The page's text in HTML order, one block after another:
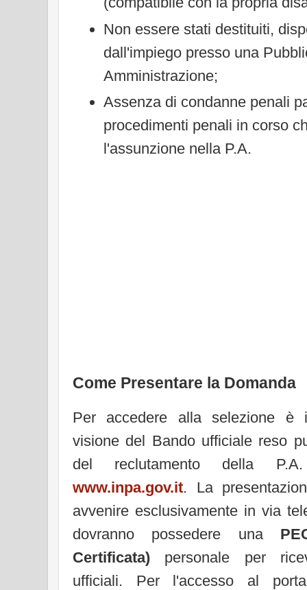
Non essere stati destituiti,
dall'impiego presso una
Amministrazione;
Assenza di condanne penali
procedimenti penali in corso
l'assunzione nella P.A.
Come Presentare la Domanda
Per accedere alla selezione è
visione del Bando ufficiale reso
del reclutamento della
www.inpa.gov.it. La
avvenire esclusivamente in via
dovranno possedere una
Certificata) personale per
ufficiali. Per l'accesso al